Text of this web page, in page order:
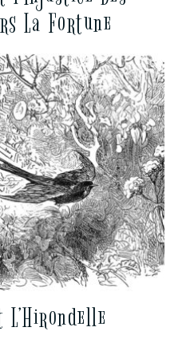
La Fortune
L’Hirondelle